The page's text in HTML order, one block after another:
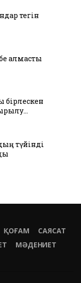
тегін
алмасты
бірлескен
түйінді
ҚОҒАМ
САЯСАТ
МӘДЕНИЕТ